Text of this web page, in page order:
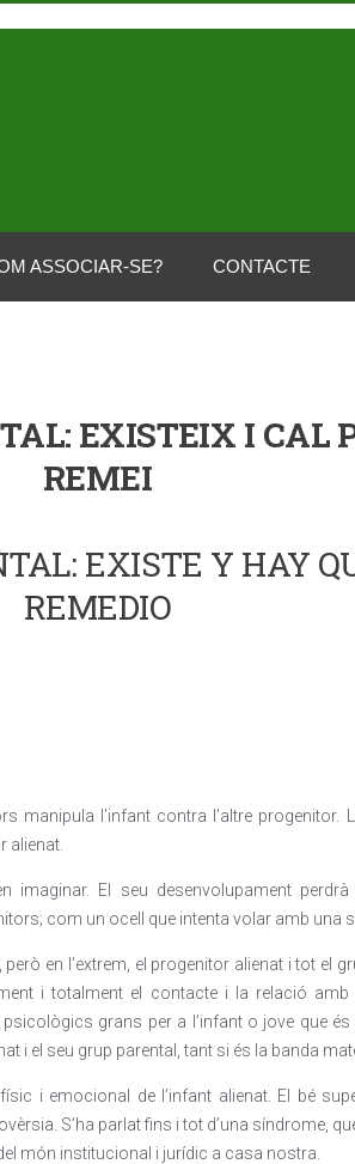
ASSOCIAR-SE? CONTACTE
EXISTEIX I CAL
REMEI
EXISTE Y HAY
REMEDIO
manipula l’infant contra l’altre progenitor.
alienat.
imaginar. El seu desenvolupament perdrà
com un ocell que intenta volar amb una
en l’extrem, el progenitor alienat i tot el
i totalment el contacte i la relació amb
grans per a l’infant o jove que és
i el seu grup parental, tant si és la banda
i emocional de l’infant alienat. El bé
S’ha parlat fins i tot d’una síndrome,
món institucional i jurídic a casa nostra.